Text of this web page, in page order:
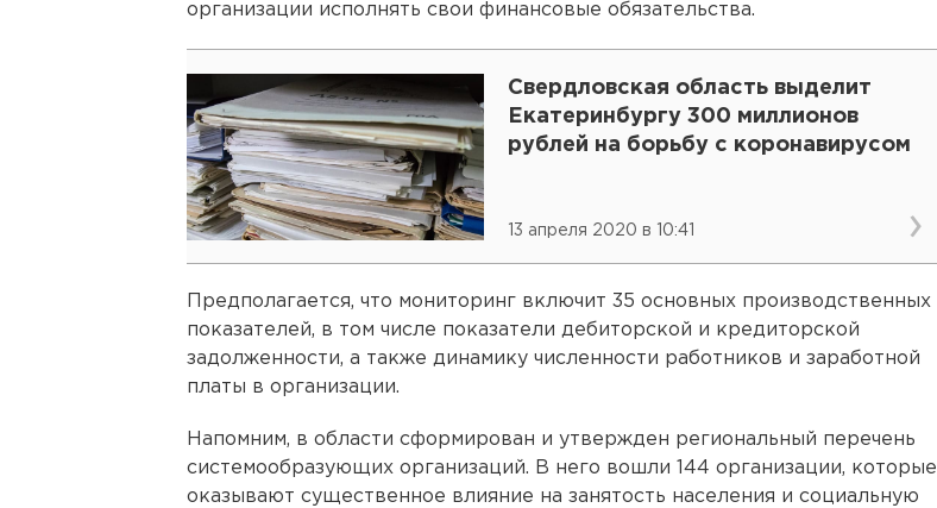
организации исполнять свои финансовые обязательства.
Свердловская область выделит
Екатеринбургу 300 миллионов
рублей на борьбу с коронавирусом
13 апреля 2020 в 10:41
Предполагается, что мониторинг включит 35 основных производственных
показателей, в том числе показатели дебиторской и кредиторской
задолженности, а также динамику численности работников и заработной
платы в организации.
Напомним, в области сформирован и утвержден региональный перечень
системообразующих организаций. В него вошли 144 организации, которые
оказывают существенное влияние на занятость населения и социальную